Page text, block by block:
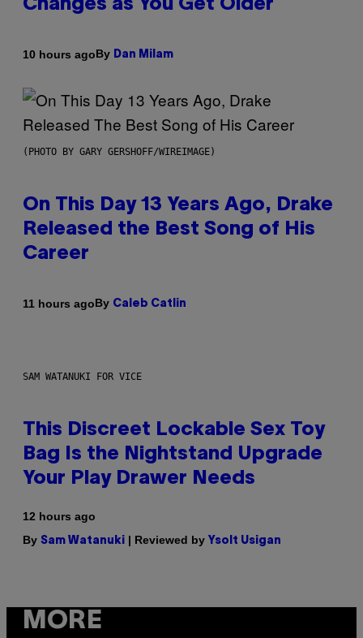
Changes as You Get Older
10 hours agoBy Dan Milam
(PHOTO BY GARY GERSHOFF/WIREIMAGE)
On This Day 13 Years Ago, Drake
Released the Best Song of His
Career
11 hours agoBy Caleb Catlin
SAM WATANUKI FOR VICE
This Discreet Lockable Sex Toy
Bag Is the Nightstand Upgrade
Your Play Drawer Needs
12 hours ago
By Sam Watanuki | Reviewed by Ysolt Usigan
MORE